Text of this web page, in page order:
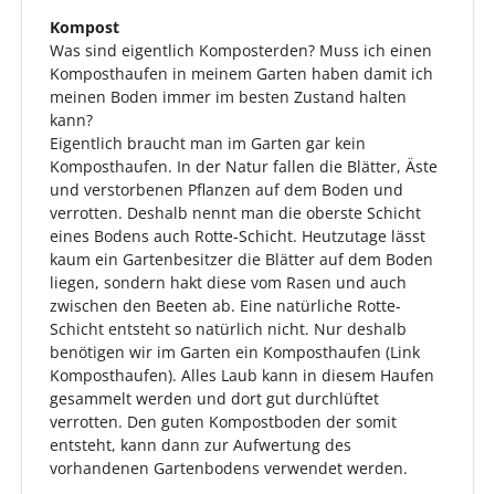
Kompost
Was sind eigentlich Komposterden? Muss ich einen
Komposthaufen in meinem Garten haben damit ich
meinen Boden immer im besten Zustand halten
kann?
Eigentlich braucht man im Garten gar kein
Komposthaufen. In der Natur fallen die Blätter, Äste
und verstorbenen Pflanzen auf dem Boden und
verrotten. Deshalb nennt man die oberste Schicht
eines Bodens auch Rotte-Schicht. Heutzutage lässt
kaum ein Gartenbesitzer die Blätter auf dem Boden
liegen, sondern hakt diese vom Rasen und auch
zwischen den Beeten ab. Eine natürliche Rotte-
Schicht entsteht so natürlich nicht. Nur deshalb
benötigen wir im Garten ein Komposthaufen (Link
Komposthaufen). Alles Laub kann in diesem Haufen
gesammelt werden und dort gut durchlüftet
verrotten. Den guten Kompostboden der somit
entsteht, kann dann zur Aufwertung des
vorhandenen Gartenbodens verwendet werden.